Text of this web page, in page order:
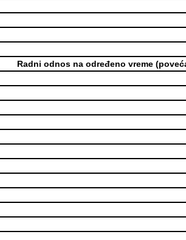
Radni odnos na određeno vreme